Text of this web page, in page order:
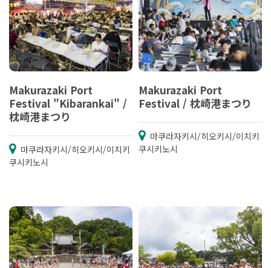
Makurazaki Port
Festival "Kibarankai" /
枕崎港まつり
마쿠라자키시/히오키시/이치키
쿠시키노시
Makurazaki Port
Festival / 枕崎港まつり
마쿠라자키시/히오키시/이치키
쿠시키노시